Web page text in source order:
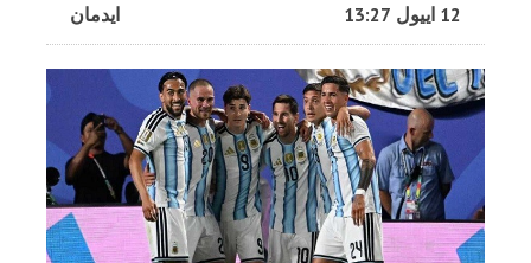
ایدمان 12 اییول 13:27